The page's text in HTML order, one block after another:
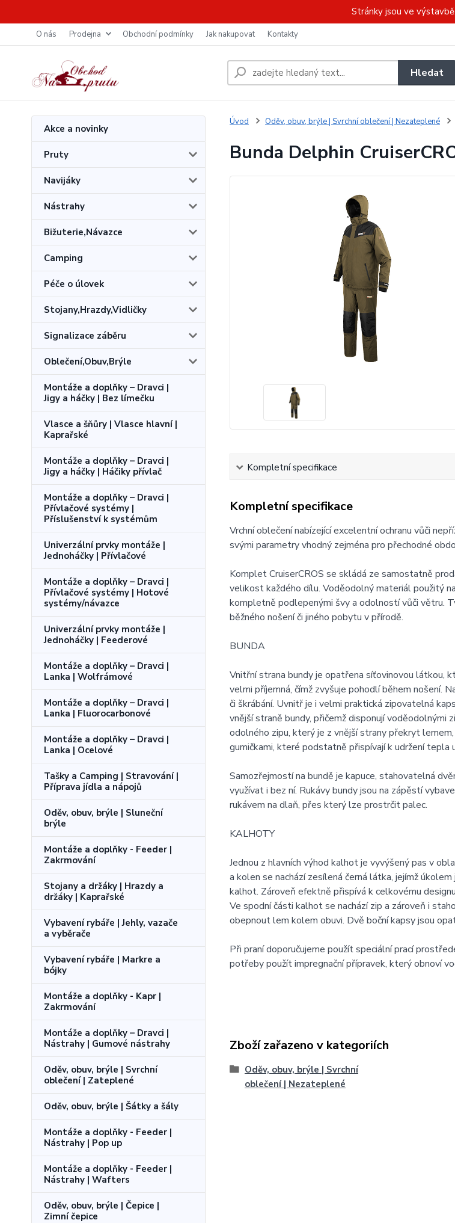
Stránky jsou ve výstavbě.
O nás Prodejna Obchodní podmínky Jak nakupovat Kontakty
Hledat
Akce a novinky
Pruty
Navijáky
Nástrahy
Bižuterie,Návazce
Camping
Péče o úlovek
Stojany,Hrazdy,Vidličky
Signalizace záběru
Oblečení,Obuv,Brýle
Montáže a doplňky – Dravci |
Jigy a háčky | Bez límečku
Vlasce a šňůry | Vlasce hlavní |
Kaprařské
Montáže a doplňky – Dravci |
Jigy a háčky | Háčiky přívlač
Montáže a doplňky – Dravci |
Přívlačové systémy |
Příslušenství k systémům
Univerzální prvky montáže |
Jednoháčky | Přívlačové
Montáže a doplňky – Dravci |
Přívlačové systémy | Hotové
systémy/návazce
Univerzální prvky montáže |
Jednoháčky | Feederové
Montáže a doplňky – Dravci |
Lanka | Wolfrámové
Montáže a doplňky – Dravci |
Lanka | Fluorocarbonové
Montáže a doplňky – Dravci |
Lanka | Ocelové
Tašky a Camping | Stravování |
Příprava jídla a nápojů
Oděv, obuv, brýle | Sluneční
brýle
Montáže a doplňky - Feeder |
Zakrmování
Stojany a držáky | Hrazdy a
držáky | Kaprařské
Vybavení rybáře | Jehly, vazače
a vyběrače
Vybavení rybáře | Markre a
bójky
Montáže a doplňky - Kapr |
Zakrmování
Montáže a doplňky – Dravci |
Nástrahy | Gumové nástrahy
Oděv, obuv, brýle | Svrchní
oblečení | Zateplené
Oděv, obuv, brýle | Šátky a šály
Montáže a doplňky - Feeder |
Nástrahy | Pop up
Montáže a doplňky - Feeder |
Nástrahy | Wafters
Oděv, obuv, brýle | Čepice |
Zimní čepice
Úvod Oděv, obuv, brýle | Svrchní oblečení | Nezateplené
Bunda Delphin
Kompletní specifikace
Kompletní specifikace
Vrchní oblečení nabízející excelentní ochranu vůči
svými parametry vhodný zejména pro přechodné
Komplet CruiserCROS se skládá ze samostatně
velikost každého dílu. Voděodolný materiál použitý
kompletně podlepenými švy a odolností vůči větru.
běžného nošení či jiného pobytu v přírodě.
BUNDA
Vnitřní strana bundy je opatřena síťovinovou látkou,
velmi příjemná, čímž zvyšuje pohodlí během nošení.
či škrábání. Uvnitř je i velmi praktická zipovatelná
vnější straně bundy, přičemž disponují voděodolnými
odolného zipu, který je z vnější strany překryt
gumičkami, které podstatně přispívají k udržení tepla
Samozřejmostí na bundě je kapuce, stahovatelná
využívat i bez ní. Rukávy bundy jsou na zápěstí
rukávem na dlaň, přes který lze prostrčit palec.
KALHOTY
Jednou z hlavních výhod kalhot je vyvýšený pas v
a kolen se nachází zesílená černá látka, jejímž
kalhot. Zároveň efektně přispívá k celkovému
Ve spodní části kalhot se nachází zip a zároveň i
obepnout lem kolem obuvi. Dvě boční kapsy jsou
Při praní doporučujeme použít speciální prací
potřeby použít impregnační přípravek, který obnoví
Zboží zařazeno v kategoriích
Oděv, obuv, brýle | Svrchní
oblečení | Nezateplené